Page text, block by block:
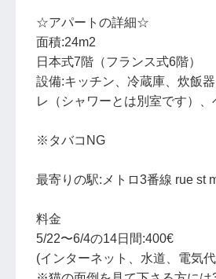
☆アパートの詳細☆
面積:24m2
日本式7階（フランス式6階）
設備:キッチン、冷蔵庫、炊飯
レ（シャワーとは別室です）
※タバコNG
最寄りの駅:メトロ3番線 rue st
料金
5/22〜6/4の14日間:400€
(インターネット、水道、電気